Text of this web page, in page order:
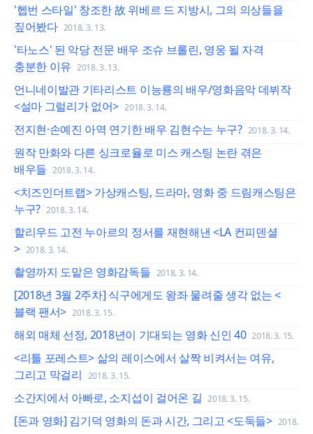
'헵번 스타일' 창조한 故 위베르 드 지방시, 그의 의상들을
짚어봤다 2018. 3. 13.
'타노스' 된 악당 전문 배우 조슈 브롤린, 영웅 될 자격
충분한 이유 2018. 3. 13.
언니네이발관 기타리스트 이능룡의 배우/영화음악 데뷔작
<설마 그럴리가 없어> 2018. 3. 14.
전지현·손예진 아역 연기한 배우 김현수는 누구? 2018. 3. 14.
원작 만화와 다른 싱크로율로 미스 캐스팅 논란 겪은
배우들 2018. 3. 14.
<치즈인더트랩> 가상캐스팅, 드라마, 영화 중 드림캐스팅은
누구? 2018. 3. 14.
할리우드 고전 누아르의 정서를 재현해낸 <LA 컨피덴셜
> 2018. 3. 14.
촬영까지 도맡은 영화감독들 2018. 3. 14.
[2018년 3월 2주차] 식구에게도 왕좌 물려줄 생각 없는 <
블랙 팬서> 2018. 3. 15.
해외 매체 선정, 2018년이 기대되는 영화 신인 40 2018. 3. 15.
<리틀 포레스트> 삶의 레이스에서 살짝 비켜서는 여유,
그리고 막걸리 2018. 3. 15.
소간지에서 아빠로, 소지섭이 걸어온 길 2018. 3. 15.
[돈과 영화] 김기덕 영화의 돈과 시간, 그리고 <도둑들> 2018.